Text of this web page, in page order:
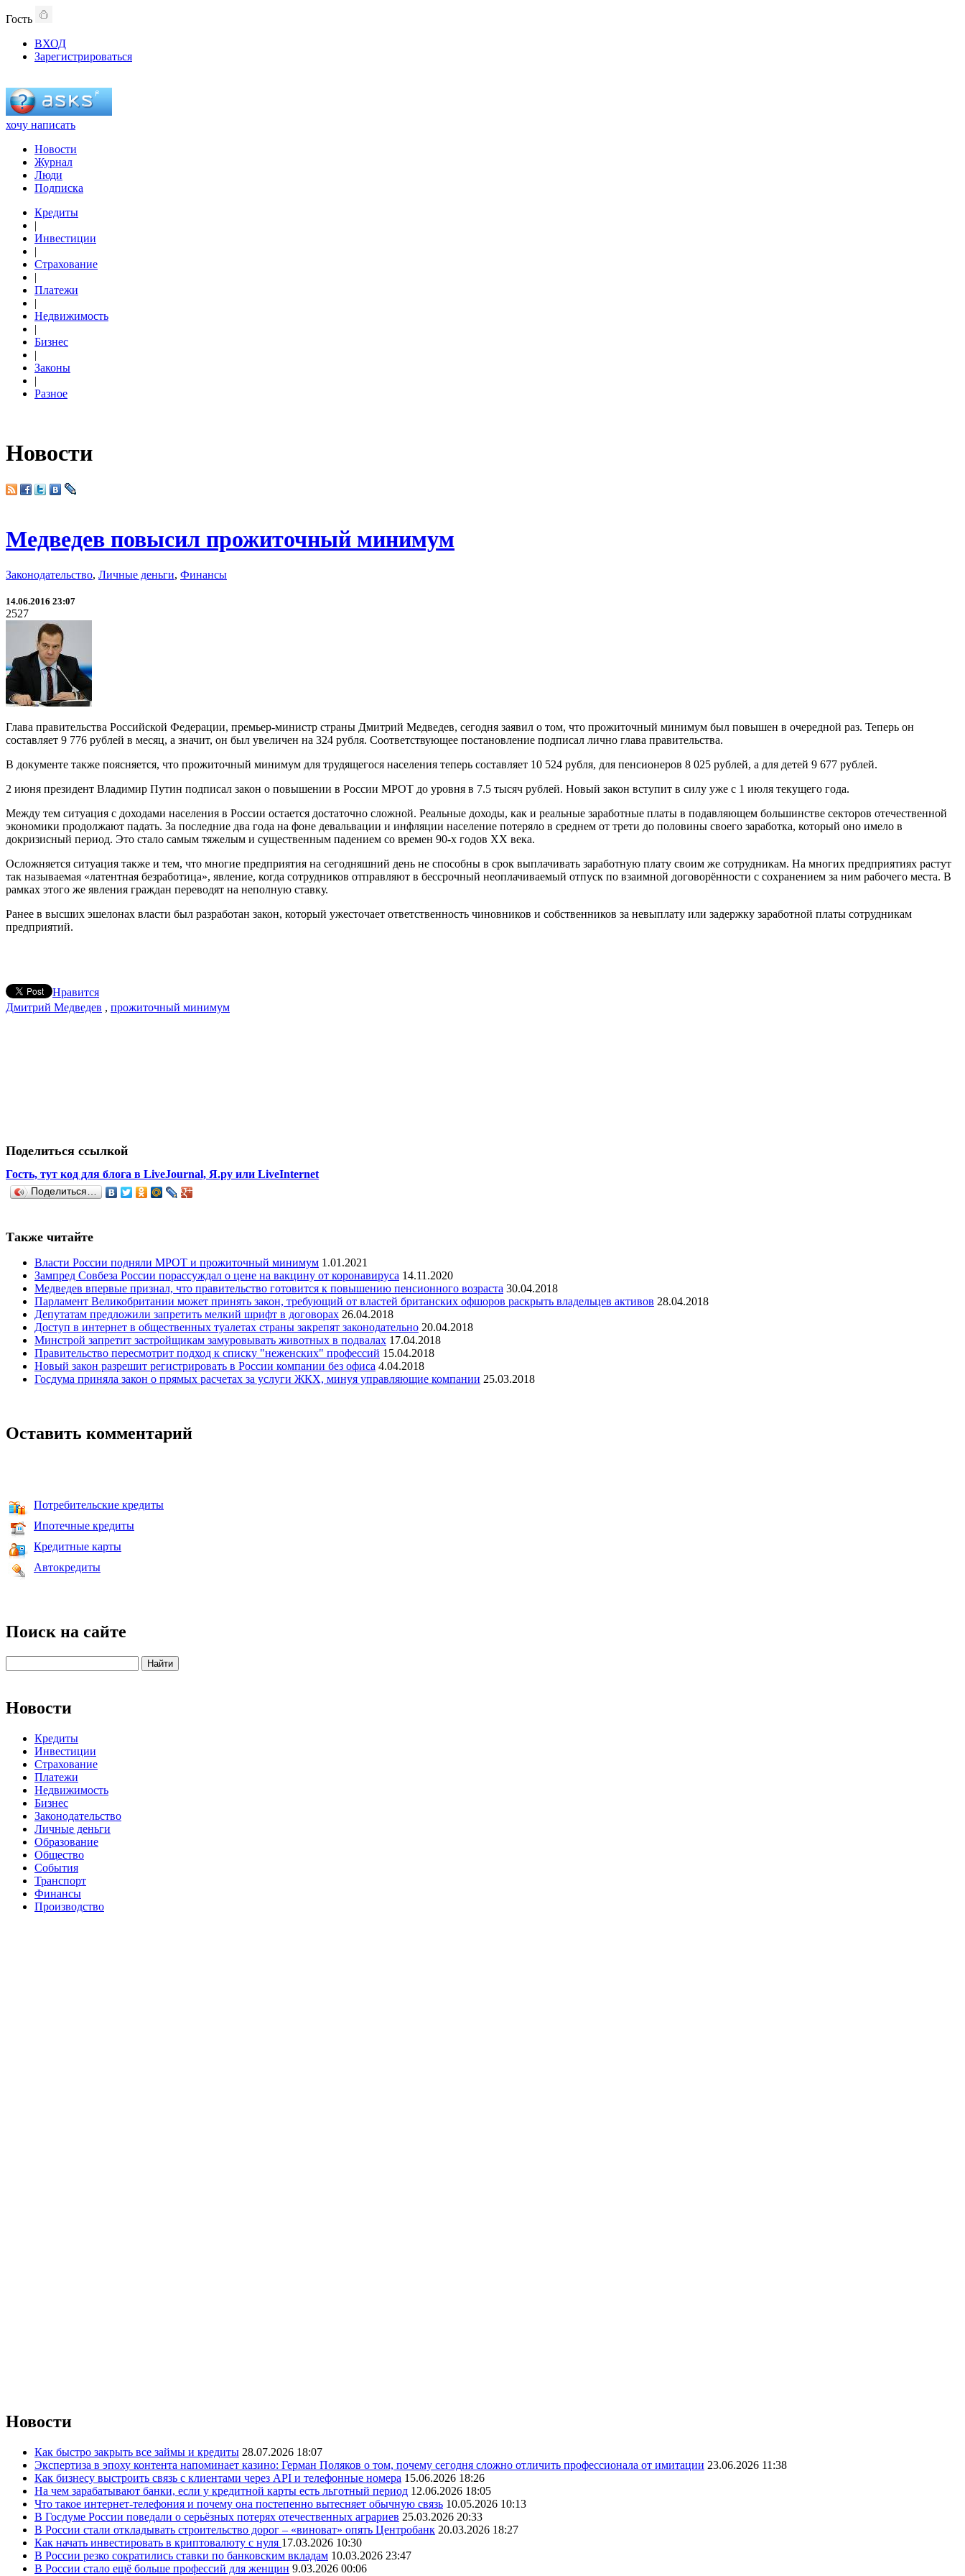
Гость
ВХОД
Зарегистрироваться
хочу написать
Новости
Журнал
Люди
Подписка
Кредиты
|
Инвестиции
|
Страхование
|
Платежи
|
Недвижимость
|
Бизнес
|
Законы
|
Разное
Новости
Медведев повысил прожиточный минимум
Законодательство, Личные деньги, Финансы
14.06.2016 23:07
2527
Глава правительства Российской Федерации, премьер-министр страны Дмитрий Медведев, сегодня заявил о том, что прожиточный минимум был повышен в очередной раз. Теперь он
составляет 9 776 рублей в месяц, а значит, он был увеличен на 324 рубля. Соответствующее постановление подписал лично глава правительства.
В документе также поясняется, что прожиточный минимум для трудящегося населения теперь составляет 10 524 рубля, для пенсионеров 8 025 рублей, а для детей 9 677 рублей.
2 июня президент Владимир Путин подписал закон о повышении в России МРОТ до уровня в 7.5 тысяч рублей. Новый закон вступит в силу уже с 1 июля текущего года.
Между тем ситуация с доходами населения в России остается достаточно сложной. Реальные доходы, как и реальные заработные платы в подавляющем большинстве секторов отечественной
экономики продолжают падать. За последние два года на фоне девальвации и инфляции население потеряло в среднем от трети до половины своего заработка, который оно имело в
докризисный период. Это стало самым тяжелым и существенным падением со времен 90-х годов XX века.
Осложняется ситуация также и тем, что многие предприятия на сегодняшний день не способны в срок выплачивать заработную плату своим же сотрудникам. На многих предприятиях растут
так называемая «латентная безработица», явление, когда сотрудников отправляют в бессрочный неоплачиваемый отпуск по взаимной договорённости с сохранением за ним рабочего места. В
рамках этого же явления граждан переводят на неполную ставку.
Ранее в высших эшелонах власти был разработан закон, который ужесточает ответственность чиновников и собственников за невыплату или задержку заработной платы сотрудникам
предприятий.
Нравится
Дмитрий Медведев , прожиточный минимум
Поделиться ссылкой
Гость, тут код для блога в LiveJournal, Я.ру или LiveInternet
Поделиться…
Также читайте
Власти России подняли МРОТ и прожиточный минимум 1.01.2021
Зампред Совбеза России порассуждал о цене на вакцину от коронавируса 14.11.2020
Медведев впервые признал, что правительство готовится к повышению пенсионного возраста 30.04.2018
Парламент Великобритании может принять закон, требующий от властей британских офшоров раскрыть владельцев активов 28.04.2018
Депутатам предложили запретить мелкий шрифт в договорах 26.04.2018
Доступ в интернет в общественных туалетах страны закрепят законодательно 20.04.2018
Минстрой запретит застройщикам замуровывать животных в подвалах 17.04.2018
Правительство пересмотрит подход к списку "неженских" профессий 15.04.2018
Новый закон разрешит регистрировать в России компании без офиса 4.04.2018
Госдума приняла закон о прямых расчетах за услуги ЖКХ, минуя управляющие компании 25.03.2018
Оставить комментарий
Потребительские кредиты
Ипотечные кредиты
Кредитные карты
Автокредиты
Поиск на сайте
Новости
Кредиты
Инвестиции
Страхование
Платежи
Недвижимость
Бизнес
Законодательство
Личные деньги
Образование
Общество
События
Транспорт
Финансы
Производство
Новости
Как быстро закрыть все займы и кредиты 28.07.2026 18:07
Экспертиза в эпоху контента напоминает казино: Герман Поляков о том, почему сегодня сложно отличить профессионала от имитации 23.06.2026 11:38
Как бизнесу выстроить связь с клиентами через API и телефонные номера 15.06.2026 18:26
На чем зарабатывают банки, если у кредитной карты есть льготный период 12.06.2026 18:05
Что такое интернет-телефония и почему она постепенно вытесняет обычную связь 10.05.2026 10:13
В Госдуме России поведали о серьёзных потерях отечественных аграриев 25.03.2026 20:33
В России стали откладывать строительство дорог – «виноват» опять Центробанк 20.03.2026 18:27
Как начать инвестировать в криптовалюту с нуля 17.03.2026 10:30
В России резко сократились ставки по банковским вкладам 10.03.2026 23:47
В России стало ещё больше профессий для женщин 9.03.2026 00:06